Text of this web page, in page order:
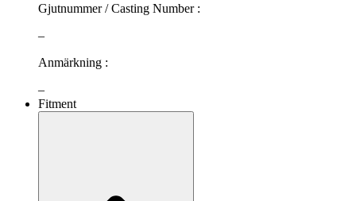
Gjutnummer / Casting Number :
–
Anmärkning :
–
Fitment